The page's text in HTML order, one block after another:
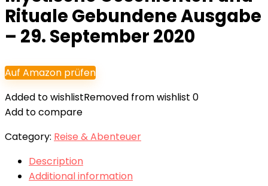
Rituale Gebundene Ausgabe
– 29. September 2020
Auf Amazon prüfen
Added to wishlistRemoved from wishlist 0
Add to compare
Category: Reise & Abenteuer
Description
Additional information